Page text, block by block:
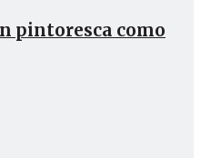
pintoresca como